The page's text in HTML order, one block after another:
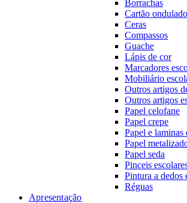
Borrachas
Cartão ondulado
Ceras
Compassos
Guache
Lápis de cor
Marcadores
Mobiliário
Outros artigos
Outros artigos
Papel celofane
Papel crepe
Papel e laminas
Papel
Papel seda
Pinceis
Pintura a dedos
Réguas
Apresentação